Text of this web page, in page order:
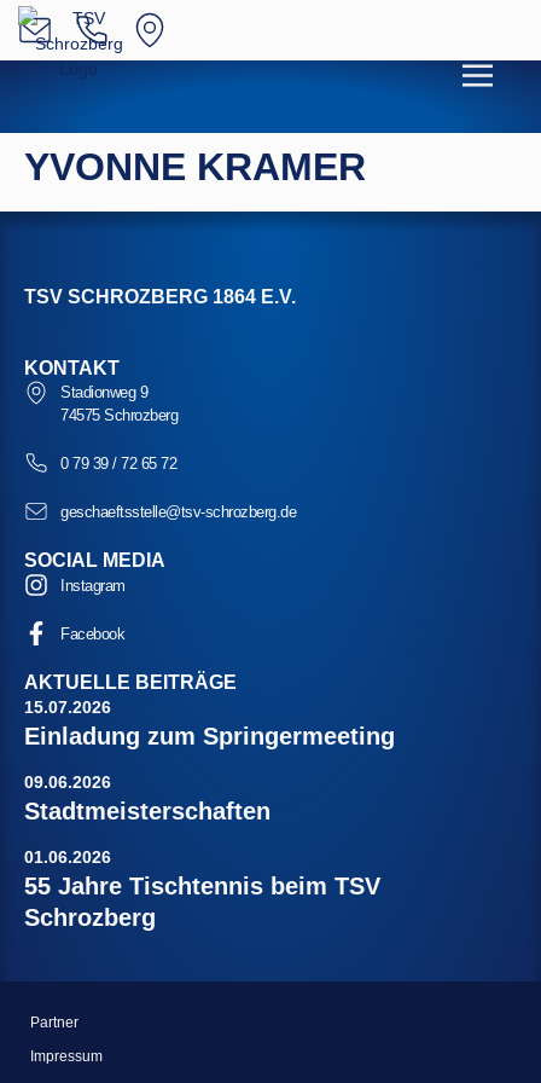
YVONNE KRAMER
TSV SCHROZBERG 1864 E.V.
KONTAKT
Stadionweg 9
74575 Schrozberg
0 79 39 / 72 65 72
geschaeftsstelle@tsv-schrozberg.de
SOCIAL MEDIA
Instagram
Facebook
AKTUELLE BEITRÄGE
15.07.2026
Einladung zum Springermeeting
09.06.2026
Stadtmeisterschaften
01.06.2026
55 Jahre Tischtennis beim TSV
Schrozberg
Partner
Impressum